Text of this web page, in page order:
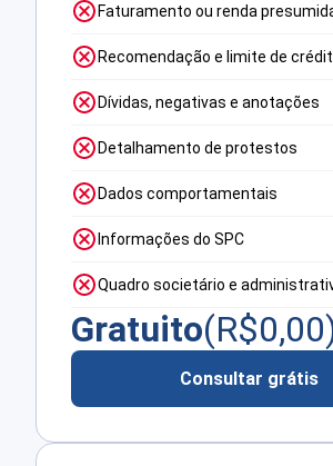
Faturamento ou renda
Recomendação e limite de
Dívidas, negativas e anotações
Detalhamento de protestos
Dados comportamentais
Informações do SPC
Quadro societário e
Gratuito(R$0,00
Consultar grátis